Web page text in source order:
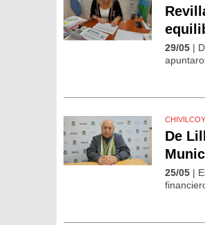
29/05 |
CHIVILCOY
De
25/05 |